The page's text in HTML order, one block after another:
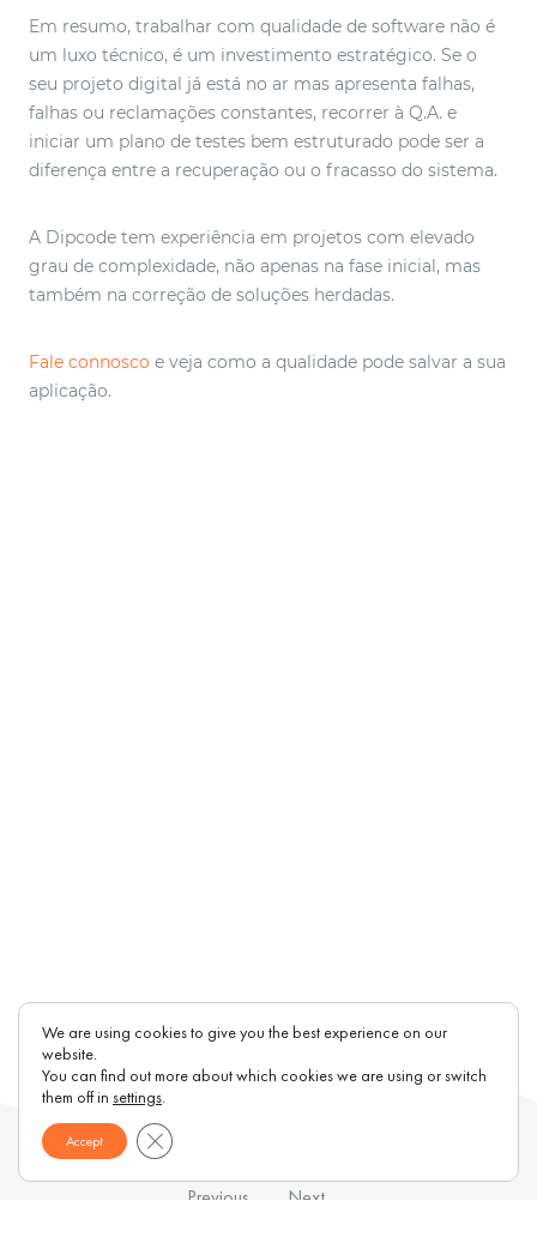
Em resumo, trabalhar com qualidade de software não é
um luxo técnico, é um investimento estratégico. Se o
seu projeto digital já está no ar mas apresenta falhas,
falhas ou reclamações constantes, recorrer à Q.A. e
iniciar um plano de testes bem estruturado pode ser a
diferença entre a recuperação ou o fracasso do sistema.
A Dipcode tem experiência em projetos com elevado
grau de complexidade, não apenas na fase inicial, mas
também na correção de soluções herdadas.
Fale connosco e veja como a qualidade pode salvar a sua
aplicação.
Previous Next
We are using cookies to give you the best experience on our
website.
You can find out more about which cookies we are using or switch
them off in settings.
Accept Close GDPR Cookie Banner